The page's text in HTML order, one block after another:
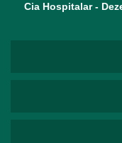
Cia Hospitalar -